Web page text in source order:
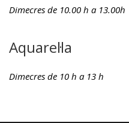
Dimecres de 10.00 h a 13.00h
Aquarel·la
Dimecres de 10 h a 13 h